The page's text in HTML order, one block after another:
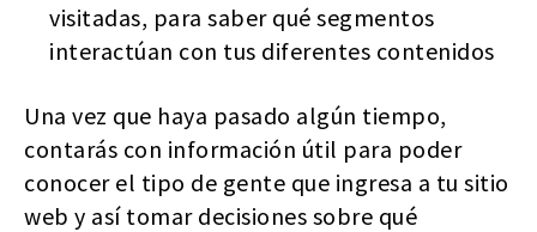
visitadas, para saber qué segmentos
interactúan con tus diferentes contenidos
Una vez que haya pasado algún tiempo,
contarás con información útil para poder
conocer el tipo de gente que ingresa a tu sitio
web y así tomar decisiones sobre qué